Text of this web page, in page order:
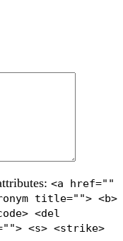
<a href=""
title=""> <b>
<del
<s> <strike>